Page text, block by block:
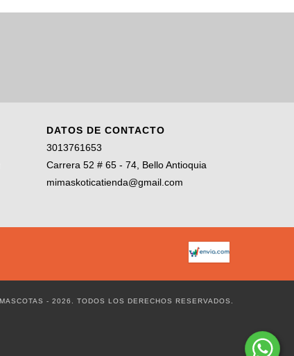
DATOS DE CONTACTO
3013761653
Carrera 52 # 65 - 74, Bello Antioquia
mimaskoticatienda@gmail.com
- 2026. TODOS LOS DERECHOS RESERVADOS.